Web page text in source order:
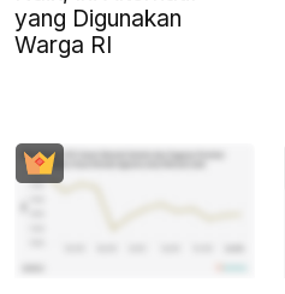
yang Digunakan
Warga RI